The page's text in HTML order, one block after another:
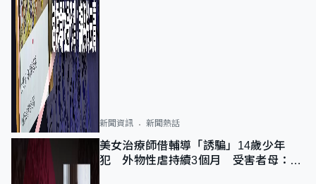
新聞資訊 新聞熱話
美女治療師借輔導「誘騙」14歲少年
犯 外物性虐持續3個月 受害者母：要